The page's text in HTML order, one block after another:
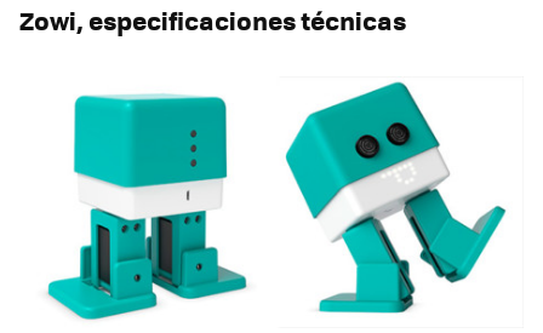
Zowi, especificaciones técnicas